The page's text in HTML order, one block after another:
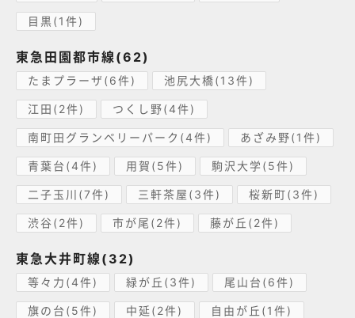
目黒(1件)
東急田園都市線(62)
たまプラーザ(6件) 池尻大橋(13件)
江田(2件) つくし野(4件)
南町田グランベリーパーク(4件) あざみ野(1件)
青葉台(4件) 用賀(5件) 駒沢大学(5件)
二子玉川(7件) 三軒茶屋(3件) 桜新町(3件)
渋谷(2件) 市が尾(2件) 藤が丘(2件)
東急大井町線(32)
等々力(4件) 緑が丘(3件) 尾山台(6件)
旗の台(5件) 中延(2件) 自由が丘(1件)